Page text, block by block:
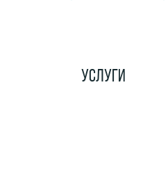
УСЛУГИ